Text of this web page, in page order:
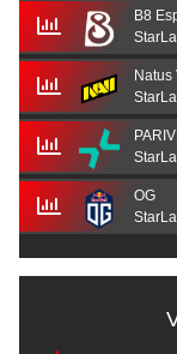
B8
Natus
OG